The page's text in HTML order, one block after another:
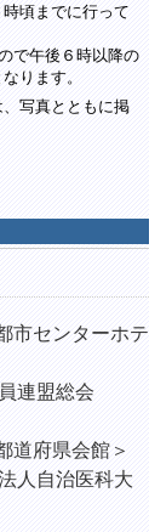
頃までに行って
で午後６時以降の
ります。
写真とともに掲
市センターホテ
連盟総会
道府県会館＞
自治医科大